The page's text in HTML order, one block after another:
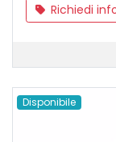
Richiedi
Disponibile